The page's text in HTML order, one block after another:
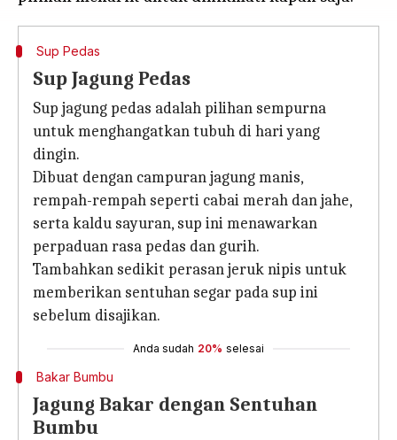
Sup Pedas
Sup Jagung Pedas
Sup jagung pedas adalah pilihan sempurna
untuk menghangatkan tubuh di hari yang
dingin.
Dibuat dengan campuran jagung manis,
rempah-rempah seperti cabai merah dan jahe,
serta kaldu sayuran, sup ini menawarkan
perpaduan rasa pedas dan gurih.
Tambahkan sedikit perasan jeruk nipis untuk
memberikan sentuhan segar pada sup ini
sebelum disajikan.
Anda sudah 20% selesai
Bakar Bumbu
Jagung Bakar dengan Sentuhan
Bumbu